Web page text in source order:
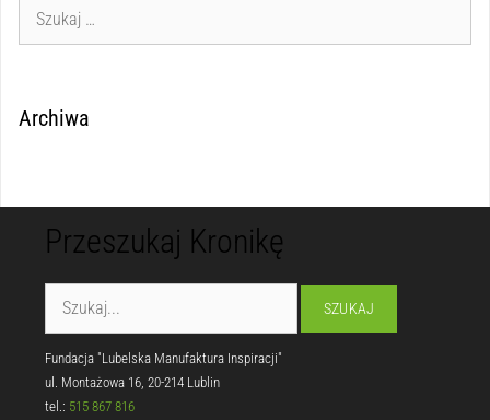
Archiwa
Przeszukaj Kronikę
Fundacja "Lubelska Manufaktura Inspiracji"
ul. Montażowa 16, 20-214 Lublin
tel.: 515 867 816